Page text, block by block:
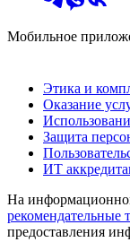
Мобильное
Этика и
Оказание
Защита
ИТ
На
рекомендательные
предоставления